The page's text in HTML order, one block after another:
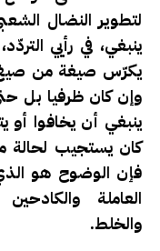
لتطوير النضال
ينبغي، في رأيي
يكرّس صيغة من صيغ
وإن كان ظرفيا بل
ينبغي أن يخافوا
كان يستجيب
فإن الوضوح هو
العاملة
والخلط.